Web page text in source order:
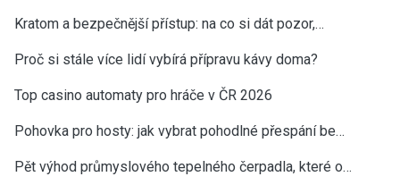
Kratom a bezpečnější přístup: na co si dát pozor,…
Proč si stále více lidí vybírá přípravu kávy doma?
Top casino automaty pro hráče v ČR 2026
Pohovka pro hosty: jak vybrat pohodlné přespání be…
Pět výhod průmyslového tepelného čerpadla, které o…